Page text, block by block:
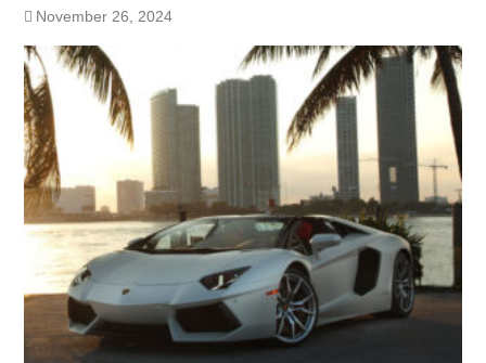
November 26, 2024